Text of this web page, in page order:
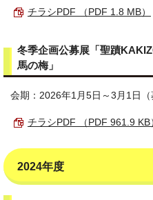
チラシPDF （PDF 1.8 MB）
冬季企画公募展「聖蹟
馬の梅」
会期：2026年1月5日～3月1日（
チラシPDF （PDF 961.9 KB
2024年度